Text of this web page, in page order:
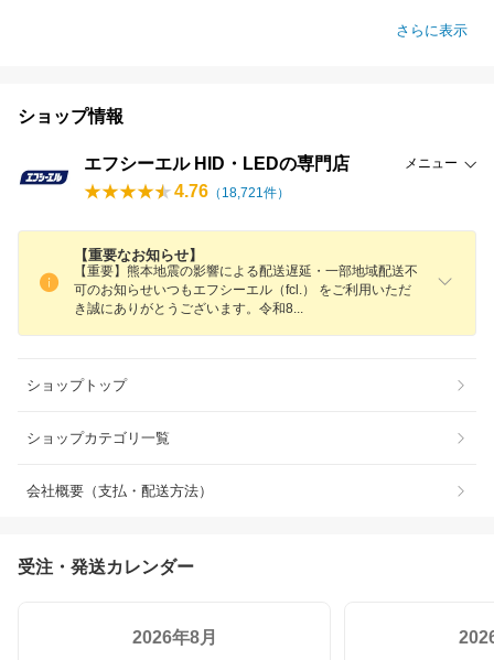
さらに表示
ショップ情報
エフシーエル HID・LEDの専門店 メニュー
4.76 （ 18,721件）
【重要なお知らせ】
【重要】熊本地震の影響による配送遅延・一部地域配送不
可のお知らせいつもエフシーエル（fcl.） をご利用いただ
き誠にありがとうございます。令和8
ショップトップ
ショップカテゴリ一覧
会社概要（支払・配送方法）
受注・発送カレンダー
2026年8月